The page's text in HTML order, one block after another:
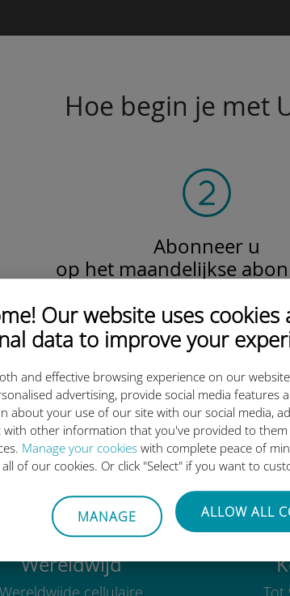
Our website uses cookies
data to improve your
and effective browsing experience on our
advertising, provide social media features
about your use of our site with our social media,
with other information that you've provided to
Manage your cookies with complete peace of
of our cookies. Or click "Select" if you want to
MANAGE ALLOW ALL
Hoe begin je met
Abonneer u
op het maandelijkse
of wereldwijd.
Wij dekken al uw
internationale eSIM
Wereldwijd
Wereldwijde cellulaire
Tot